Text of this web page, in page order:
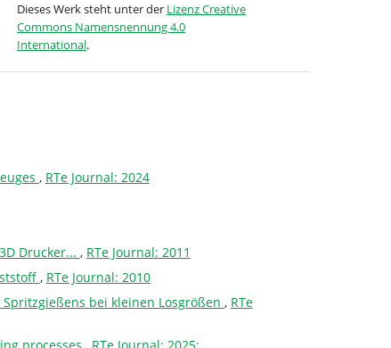
Dieses Werk steht unter der Lizenz Creative
Commons Namensnennung 4.0
International.
, RTe Journal: 2024
Drucker... , RTe Journal: 2011
, RTe Journal: 2010
bei kleinen Losgrößen , RTe